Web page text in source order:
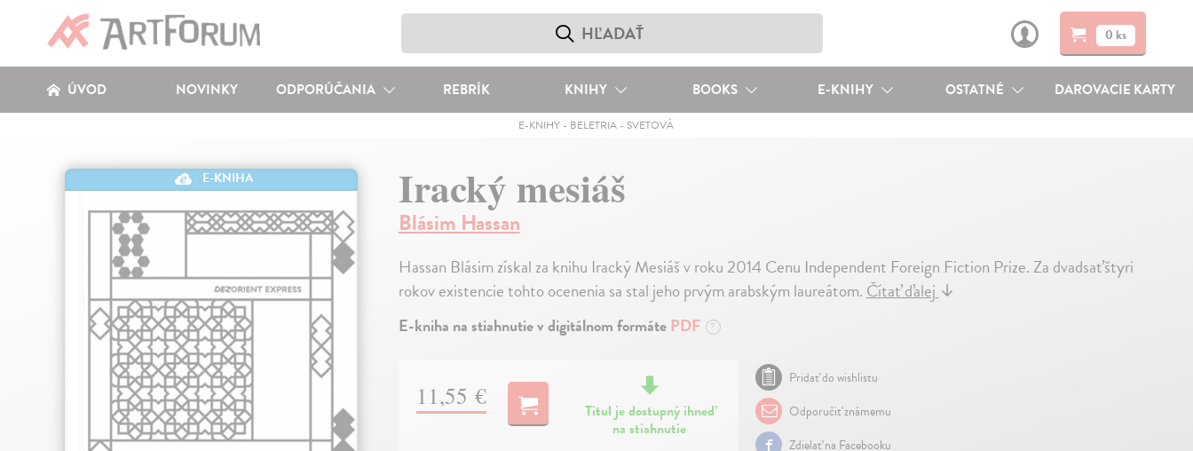
0 ks
ÚVOD NOVINKY ODPORÚČANIA REBRÍK KNIHY BOOKS E-KNIHY OSTATNÉ DAROVACIE KARTY
E-KNIHY - BELETRIA - SVETOVÁ
E-KNIHA Iracký mesiáš
Blásim Hassan
Hassan Blásim získal za knihu Iracký Mesiáš v roku 2014 Cenu Independent Foreign Fiction Prize. Za dvadsaťštyri
rokov existencie tohto ocenenia sa stal jeho prvým arabským laureátom.Čítať ďalej↓
E-kniha na stiahnutie v digitálnom formátePDF ?
11,55 €
Titul je dostupný ihneď
na stiahnutie
Pridať do wishlistu
Odporučiť známemu
Zdielať na Facebooku